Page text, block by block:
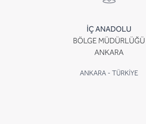
İÇ ANADOLU
BÖLGE MÜDÜRLÜĞÜ
ANKARA
ANKARA - TÜRKİYE